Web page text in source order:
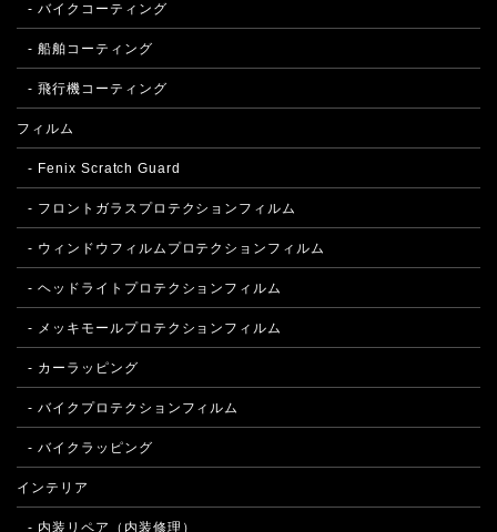
- バイクコーティング
- 船舶コーティング
- 飛行機コーティング
フィルム
- Fenix Scratch Guard
- フロントガラスプロテクションフィルム
- ウィンドウフィルムプロテクションフィルム
- ヘッドライトプロテクションフィルム
- メッキモールプロテクションフィルム
- カーラッピング
- バイクプロテクションフィルム
- バイクラッピング
インテリア
- 内装リペア（内装修理）